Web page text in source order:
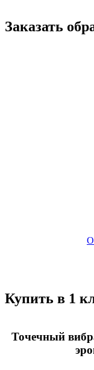
Заказать
Купить в 1
Точечный